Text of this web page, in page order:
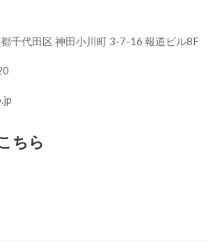
千代田区 神田小川町 3-7-16 報道ビル8F
ちら